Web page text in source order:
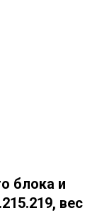
блока и
вес